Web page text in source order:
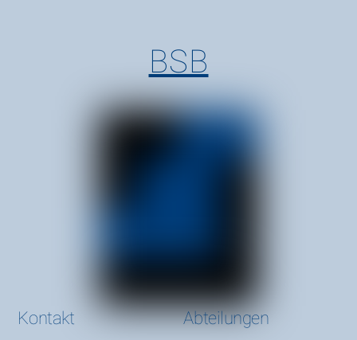
BSB
Kontakt Abteilungen